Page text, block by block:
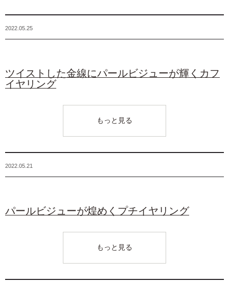
2022.05.25
ツイストした金線にパールビジューが輝くカフ
イヤリング
もっと見る
2022.05.21
パールビジューが煌めくプチイヤリング
もっと見る